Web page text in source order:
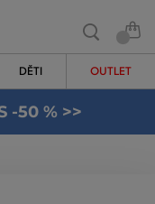
DĚTI OUTLET
-50 % >>